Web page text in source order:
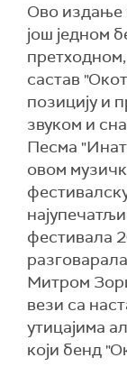
Ово издање
још једном
састав
позицију и
звуком и
Песма
овом
фестивала
Митром
вези са
утицајима
који бенд